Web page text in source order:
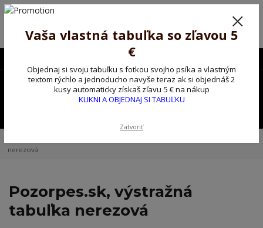
Poprosíme ctených zákazníkov o trpezlivosť, v tomto období máme
Preto sme Vám pripravili malý darček ako ospravedlnenie.
!!! ZĽAVA 5€ na PRVÚ objednávku nad 30€ s kódom pozorpes5 !!!
0,00 EUR
nerezová
Pozorpes.sk, výstražná
tabuľka nerezová
Vaša vlastná tabuľka so zľavou 5
€
Objednaj si svoju tabuľku s fotkou svojho psíka a vlastným
textom rýchlo a jednoducho navyše teraz ak si objednáš 2
kusy automaticky získaš zľavu 5 € na nákup
KLIKNI A OBJEDNAJ SI TABUĽKU
Zatvoriť